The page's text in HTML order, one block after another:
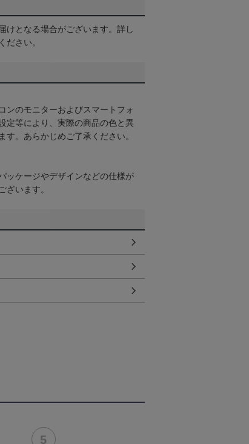
けとなる場合がございます。詳し
ださい。
ンのモニターおよびスマートフォ
定等により、実際の商品の色と異
す。あらかじめご了承ください。
ッケージやデザインなどの仕様が
ざいます。